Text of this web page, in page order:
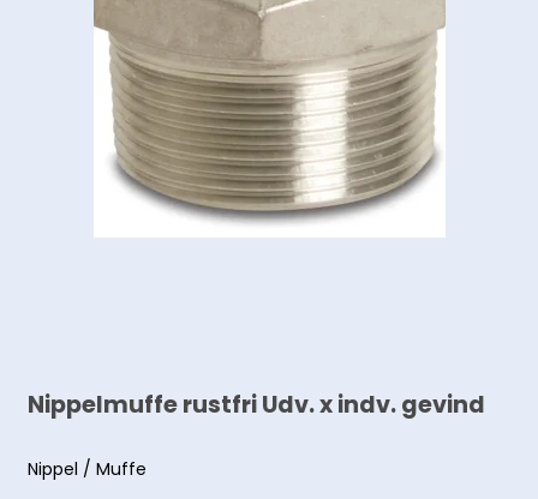
Nippelmuffe rustfri Udv. x indv. gevind
Nippel / Muffe